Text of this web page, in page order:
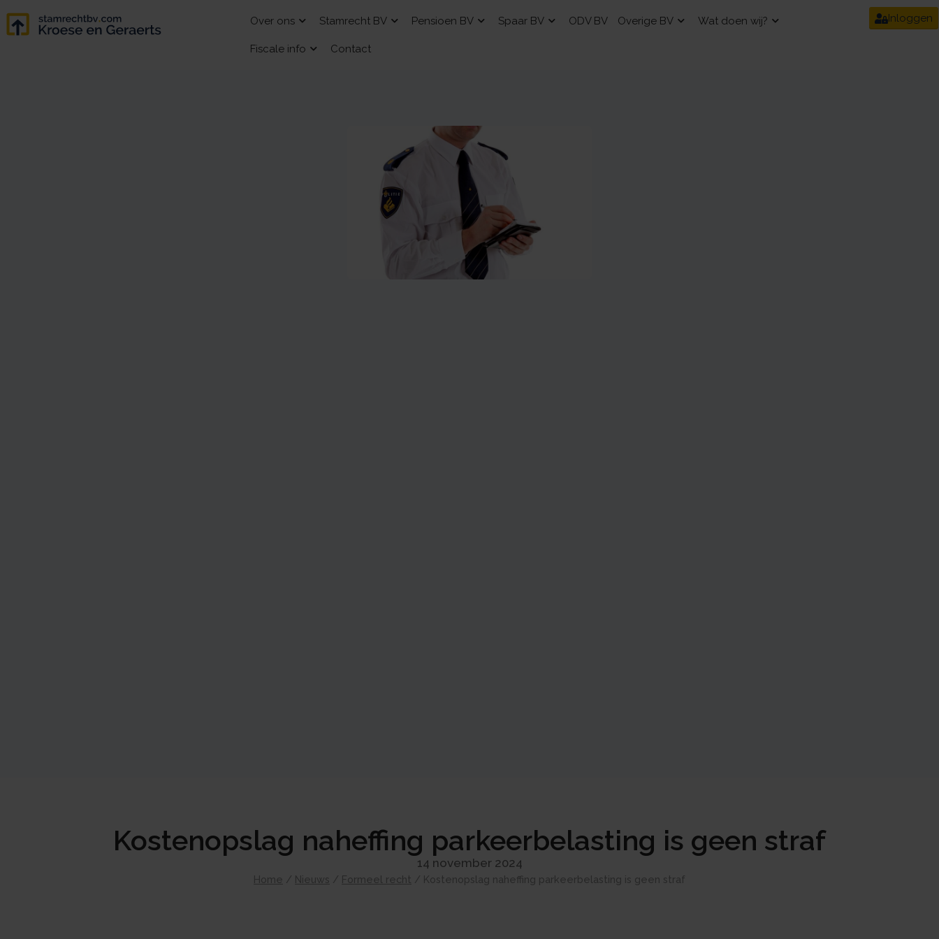
Over ons Stamrecht BV Pensioen BV Spaar BV ODV BV Overige BV Wat doen wij?
Fiscale info Contact
Inloggen
Kostenopslag naheffing parkeerbelasting is geen straf
14 november 2024
Home / Nieuws / Formeel recht / Kostenopslag naheffing parkeerbelasting is geen straf